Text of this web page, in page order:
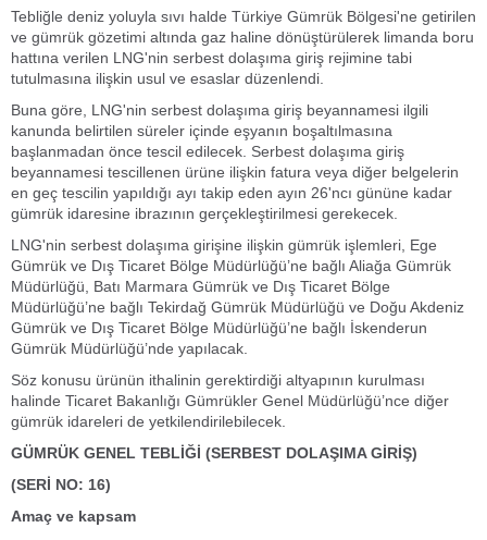
Tebliğle deniz yoluyla sıvı halde Türkiye Gümrük Bölgesi'ne getirilen
ve gümrük gözetimi altında gaz haline dönüştürülerek limanda boru
hattına verilen LNG'nin serbest dolaşıma giriş rejimine tabi
tutulmasına ilişkin usul ve esaslar düzenlendi.
Buna göre, LNG'nin serbest dolaşıma giriş beyannamesi ilgili
kanunda belirtilen süreler içinde eşyanın boşaltılmasına
başlanmadan önce tescil edilecek. Serbest dolaşıma giriş
beyannamesi tescillenen ürüne ilişkin fatura veya diğer belgelerin
en geç tescilin yapıldığı ayı takip eden ayın 26'ncı gününe kadar
gümrük idaresine ibrazının gerçekleştirilmesi gerekecek.
LNG'nin serbest dolaşıma girişine ilişkin gümrük işlemleri, Ege
Gümrük ve Dış Ticaret Bölge Müdürlüğü’ne bağlı Aliağa Gümrük
Müdürlüğü, Batı Marmara Gümrük ve Dış Ticaret Bölge
Müdürlüğü’ne bağlı Tekirdağ Gümrük Müdürlüğü ve Doğu Akdeniz
Gümrük ve Dış Ticaret Bölge Müdürlüğü’ne bağlı İskenderun
Gümrük Müdürlüğü’nde yapılacak.
Söz konusu ürünün ithalinin gerektirdiği altyapının kurulması
halinde Ticaret Bakanlığı Gümrükler Genel Müdürlüğü’nce diğer
gümrük idareleri de yetkilendirilebilecek.
GÜMRÜK GENEL TEBLİĞİ (SERBEST DOLAŞIMA GİRİŞ)
(SERİ NO: 16)
Amaç ve kapsam